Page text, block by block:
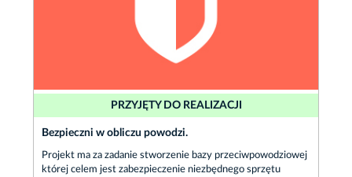
PRZYJĘTY DO REALIZACJI
Bezpieczni w obliczu powodzi.
Projekt ma za zadanie stworzenie bazy przeciwpowodziowej
której celem jest zabezpieczenie niezbędnego sprzętu